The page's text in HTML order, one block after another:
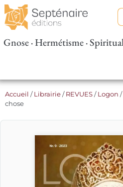
Gnose · Hermétisme ·
Accueil /Librairie/REVUES/Logon
chose